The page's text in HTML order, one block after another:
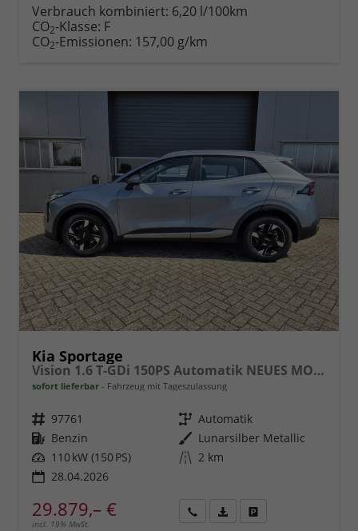
anfordern
Datei,
Verbrauch kombiniert: 6,20 l/100km
CO2-Klasse: F
CO2-Emissionen: 157,00 g/km
Kia Sportage
Vision 1.6 T-GDi 150PS Automatik NEUES MODELL MY26 FACELIFT Sitzheizung Lenkradheizung Klimaautomatik Navi Bluetooth Touchscreen Apple CarPlay Android Auto PDC v+h 17"LM Rückf.Kamera ACC 2x Keyless
sofort lieferbar Fahrzeug mit Tageszulassung
Fahrzeugnr. 97761 Getriebe Automatik
Kraftstoff Benzin Außenfarbe Lunarsilber Metallic
Leistung 110 kW (150 PS) Kilometerstand 2 km
28.04.2026
29.879,– €
incl. 19% MwSt.